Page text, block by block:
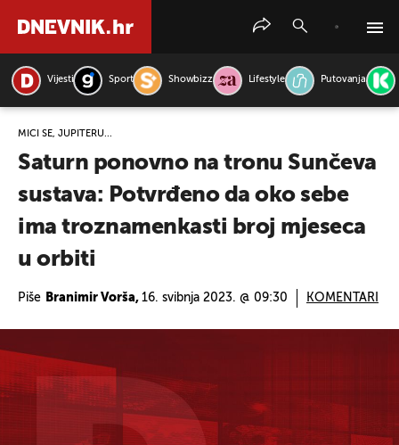
Vijesti Sport Showbizz Lifestyle Putovanja
MIČI SE, JUPITERU...
Saturn ponovno na tronu Sunčeva
sustava: Potvrđeno da oko sebe
ima troznamenkasti broj mjeseca
u orbiti
Piše Branimir Vorša, 16. svibnja 2023. @ 09:30 KOMENTARI
PRETRAŽITE VIJESTI